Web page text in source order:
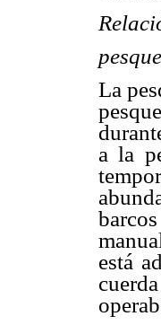
La
a la
está